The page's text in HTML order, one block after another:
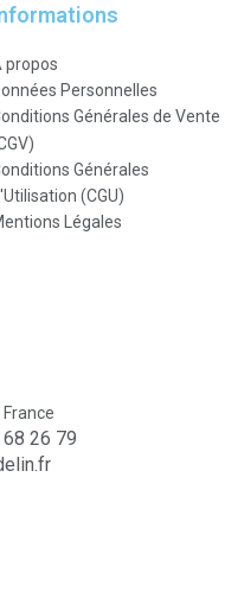
propos
Personnelles
Générales de Vente
Générales
(CGU)
Légales
France
26 79